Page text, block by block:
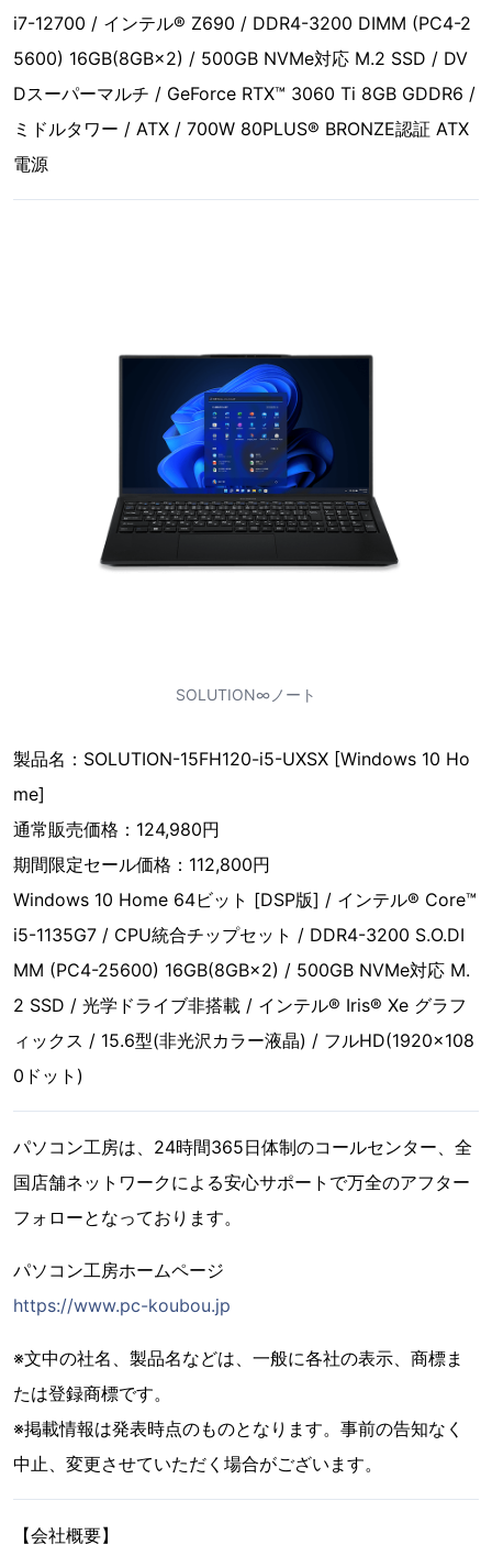
i7-12700 / インテル® Z690 / DDR4-3200 DIMM (PC4-2
5600) 16GB(8GB×2) / 500GB NVMe対応 M.2 SSD / DV
Dスーパーマルチ / GeForce RTX™ 3060 Ti 8GB GDDR6 /
ミドルタワー / ATX / 700W 80PLUS® BRONZE認証 ATX
電源
SOLUTION∞ノート
製品名：SOLUTION-15FH120-i5-UXSX [Windows 10 Ho
me]
通常販売価格：124,980円
期間限定セール価格：112,800円
Windows 10 Home 64ビット [DSP版] / インテル® Core™
i5-1135G7 / CPU統合チップセット / DDR4-3200 S.O.DI
MM (PC4-25600) 16GB(8GB×2) / 500GB NVMe対応 M.
2 SSD / 光学ドライブ非搭載 / インテル® Iris® Xe グラフ
ィックス / 15.6型(非光沢カラー液晶) / フルHD(1920×108
0ドット)
パソコン工房は、24時間365日体制のコールセンター、全
国店舗ネットワークによる安心サポートで万全のアフター
フォローとなっております。
パソコン工房ホームページ
https://www.pc-koubou.jp
※文中の社名、製品名などは、一般に各社の表示、商標ま
たは登録商標です。
※掲載情報は発表時点のものとなります。事前の告知なく
中止、変更させていただく場合がございます。
【会社概要】